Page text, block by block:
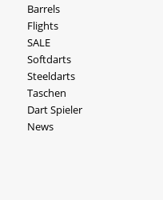
Barrels
Flights
SALE
Softdarts
Steeldarts
Taschen
Dart Spieler
News